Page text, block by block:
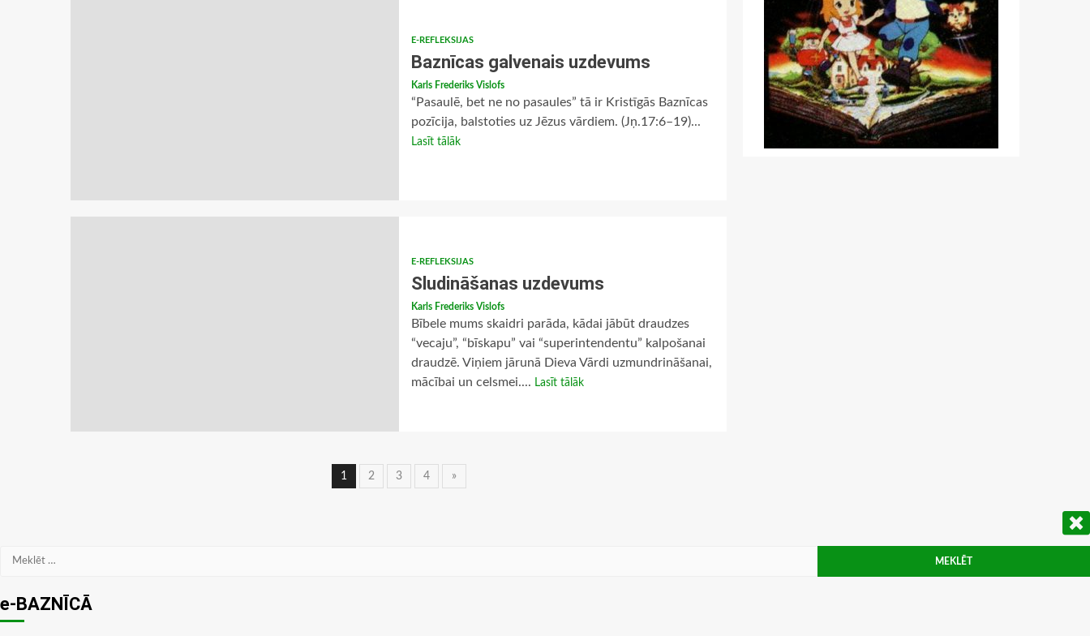
E-REFLEKSIJAS
Baznīcas galvenais uzdevums
Karls Frederiks Vislofs
“Pasaulē, bet ne no pasaules” tā ir Kristīgās Baznīcas
pozīcija, balstoties uz Jēzus vārdiem. (Jņ.17:6–19)...
Lasīt tālāk
E-REFLEKSIJAS
Sludināšanas uzdevums
Karls Frederiks Vislofs
Bībele mums skaidri parāda, kādai jābūt draudzes
“vecaju”, “bīskapu” vai “superintendentu” kalpošanai
draudzē. Viņiem jārunā Dieva Vārdi uzmundrināšanai,
mācībai un celsmei.... Lasīt tālāk
Ziņu
1 2 3 4 »
Meklēt:
e-BAZNĪCĀ